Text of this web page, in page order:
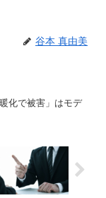
谷本 真由美
化で被害」はモデ